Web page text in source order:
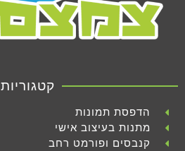
קטגוריות
הדפסת תמונות
מתנות בעיצוב אישי
קנבסים ופורמט רחב